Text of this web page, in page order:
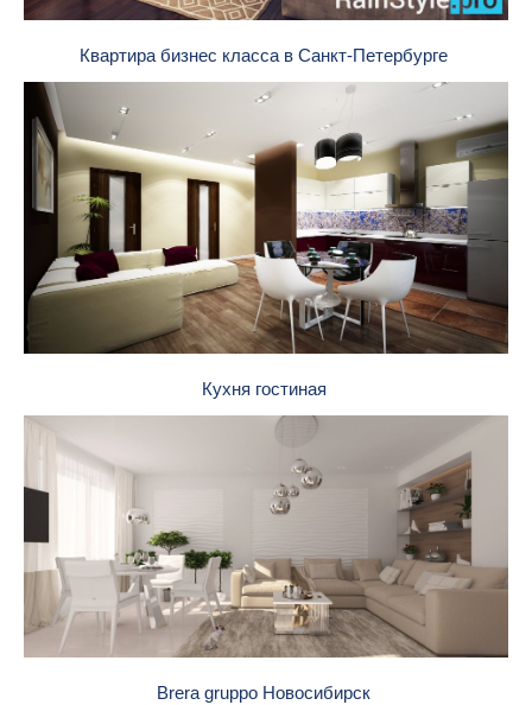
Квартира бизнес класса в Санкт-Петербурге
Кухня гостиная
Brera gruppo Новосибирск